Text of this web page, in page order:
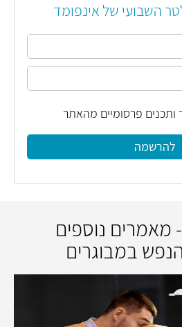
השבועי של אינפומד
ותכנים פרסומיים מהאתר
להרשמה
- מאמרים נוספים
במבוגרים